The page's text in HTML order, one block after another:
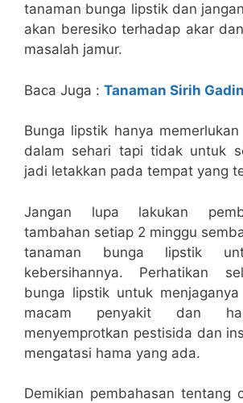
tanaman bunga lipstik dan
akan beresiko terhadap akar
masalah jamur.
Baca Juga : Tanaman Sirih
Bunga lipstik hanya
dalam sehari tapi tidak untuk
jadi letakkan pada tempat yang
Jangan lupa lakukan
tambahan setiap 2 minggu
tanaman bunga lipstik
kebersihannya. Perhatikan
bunga lipstik untuk
macam penyakit dan
menyemprotkan pestisida dan
mengatasi hama yang ada.
Demikian pembahasan tentang